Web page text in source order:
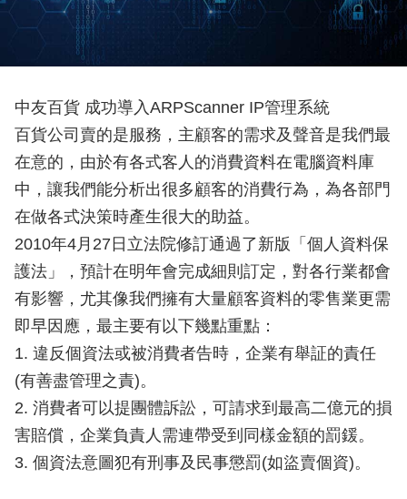
中友百貨 成功導入ARPScanner IP管理系統
百貨公司賣的是服務，主顧客的需求及聲音是我們最
在意的，由於有各式客人的消費資料在電腦資料庫
中，讓我們能分析出很多顧客的消費行為，為各部門
在做各式決策時產生很大的助益。
2010年4月27日立法院修訂通過了新版「個人資料保
護法」，預計在明年會完成細則訂定，對各行業都會
有影響，尤其像我們擁有大量顧客資料的零售業更需
即早因應，最主要有以下幾點重點：
1. 違反個資法或被消費者告時，企業有舉証的責任
(有善盡管理之責)。
2. 消費者可以提團體訴訟，可請求到最高二億元的損
害賠償，企業負責人需連帶受到同樣金額的罰鍰。
3. 個資法意圖犯有刑事及民事懲罰(如盜賣個資)。